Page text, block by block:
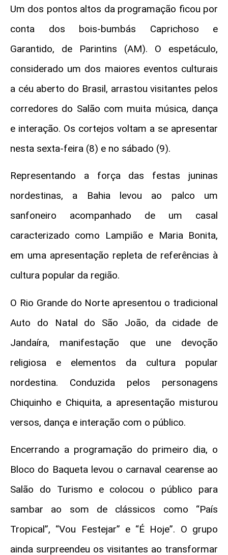
Um dos pontos altos da programação ficou por
conta dos bois-bumbás Caprichoso e
Garantido, de Parintins (AM). O espetáculo,
considerado um dos maiores eventos culturais
a céu aberto do Brasil, arrastou visitantes pelos
corredores do Salão com muita música, dança
e interação. Os cortejos voltam a se apresentar
nesta sexta-feira (8) e no sábado (9).
Representando a força das festas juninas
nordestinas, a Bahia levou ao palco um
sanfoneiro acompanhado de um casal
caracterizado como Lampião e Maria Bonita,
em uma apresentação repleta de referências à
cultura popular da região.
O Rio Grande do Norte apresentou o tradicional
Auto do Natal do São João, da cidade de
Jandaíra, manifestação que une devoção
religiosa e elementos da cultura popular
nordestina. Conduzida pelos personagens
Chiquinho e Chiquita, a apresentação misturou
versos, dança e interação com o público.
Encerrando a programação do primeiro dia, o
Bloco do Baqueta levou o carnaval cearense ao
Salão do Turismo e colocou o público para
sambar ao som de clássicos como “País
Tropical”, “Vou Festejar” e “É Hoje”. O grupo
ainda surpreendeu os visitantes ao transformar